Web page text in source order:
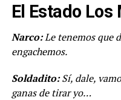
El Estado Los
Narco:Le tenemos que
engachemos.
Soldadito:Sí, dale,
ganas de tirar yo…